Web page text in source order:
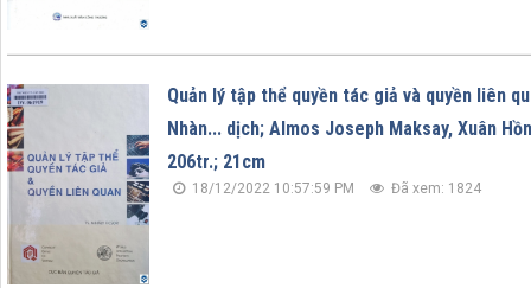
Quản lý tập thể quyền tác giả và quyền liên
Nhàn... dịch; Almos Joseph Maksay, Xuân
206tr.; 21cm
18/12/2022 10:57:59 PM Đã xem: 1824